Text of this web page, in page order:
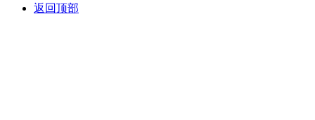
返回顶部